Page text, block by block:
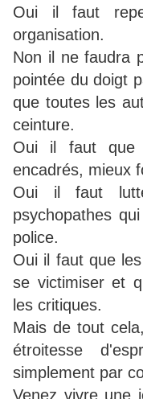
Oui il faut
organisation.
Non il ne faudra
pointée du doigt
que toutes les
ceinture.
Oui il faut que
encadrés, mieux
Oui il faut
psychopathes
police.
Oui il faut que
se victimiser et
les critiques.
Mais de tout
étroitesse
simplement par
Venez vivre une